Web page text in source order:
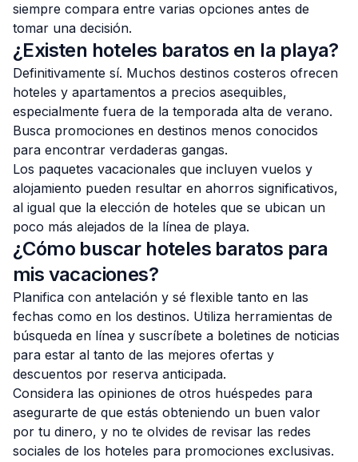
siempre compara entre varias opciones antes de
tomar una decisión.
¿Existen hoteles baratos en la playa?
Definitivamente sí. Muchos destinos costeros ofrecen
hoteles y apartamentos a precios asequibles,
especialmente fuera de la temporada alta de verano.
Busca promociones en destinos menos conocidos
para encontrar verdaderas gangas.
Los paquetes vacacionales que incluyen vuelos y
alojamiento pueden resultar en ahorros significativos,
al igual que la elección de hoteles que se ubican un
poco más alejados de la línea de playa.
¿Cómo buscar hoteles baratos para
mis vacaciones?
Planifica con antelación y sé flexible tanto en las
fechas como en los destinos. Utiliza herramientas de
búsqueda en línea y suscríbete a boletines de noticias
para estar al tanto de las mejores ofertas y
descuentos por reserva anticipada.
Considera las opiniones de otros huéspedes para
asegurarte de que estás obteniendo un buen valor
por tu dinero, y no te olvides de revisar las redes
sociales de los hoteles para promociones exclusivas.